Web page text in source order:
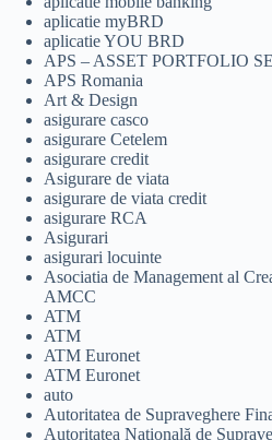
aplicatie myBRD
aplicatie YOU BRD
APS – ASSET PORTFOLIO
APS Romania
Art & Design
asigurare casco
asigurare Cetelem
asigurare credit
Asigurare de viata
asigurare de viata credit
asigurare RCA
Asigurari
asigurari locuinte
Asociatia de Management al
AMCC
ATM
ATM
ATM Euronet
ATM Euronet
auto
Autoritatea de Supraveghere
Autoritatea Naţională de